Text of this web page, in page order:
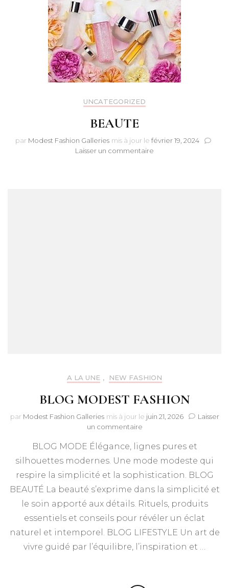
UNCATEGORIZED
BEAUTE
par Modest Fashion Galleries mis à jour le février 19, 2024
Laisser un commentaire
A LA UNE , NEW FASHION
BLOG MODEST FASHION
par Modest Fashion Galleries mis à jour le juin 21, 2026
Laisser
un commentairesur
MODEST
FASHION
BLOG MODE Élégance, lignes pures et
silhouettes modernes. Une mode modeste qui
respire la simplicité et la sophistication. BLOG
BEAUTÉ La beauté s’exprime dans la simplicité et
le soin apporté aux détails. Rituels, produits
essentiels et conseils pour révéler un éclat
naturel et intemporel. BLOG LIFESTYLE Un art de
vivre guidé par l’équilibre, l’inspiration et …